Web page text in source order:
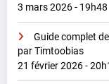
3 mars 2026 - 19h48
Guide complet de
par Timtoobias
21 février 2026 -